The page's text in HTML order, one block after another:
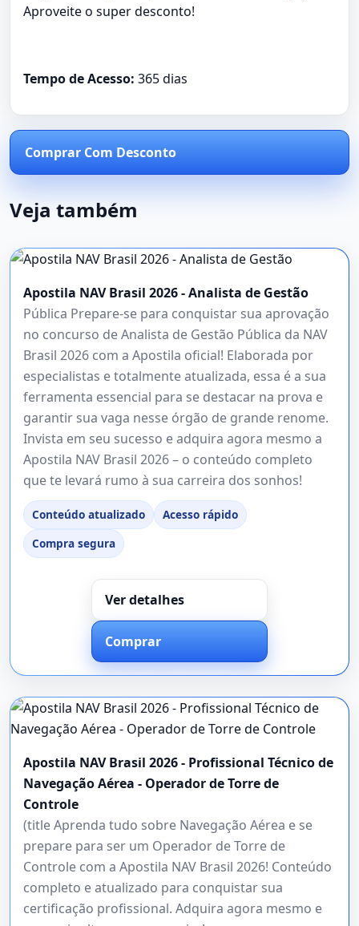
Aproveite o super desconto!
Tempo de Acesso: 365 dias
Comprar Com Desconto
Veja também
Apostila NAV Brasil 2026 - Analista de Gestão
Pública Prepare-se para conquistar sua aprovação
no concurso de Analista de Gestão Pública da NAV
Brasil 2026 com a Apostila oficial! Elaborada por
especialistas e totalmente atualizada, essa é a sua
ferramenta essencial para se destacar na prova e
garantir sua vaga nesse órgão de grande renome.
Invista em seu sucesso e adquira agora mesmo a
Apostila NAV Brasil 2026 – o conteúdo completo
que te levará rumo à sua carreira dos sonhos!
Conteúdo atualizado
Acesso rápido
Compra segura
Ver detalhes
Comprar
Apostila NAV Brasil 2026 - Profissional Técnico de
Navegação Aérea - Operador de Torre de
Controle
(title Aprenda tudo sobre Navegação Aérea e se
prepare para ser um Operador de Torre de
Controle com a Apostila NAV Brasil 2026! Conteúdo
completo e atualizado para conquistar sua
certificação profissional. Adquira agora mesmo e